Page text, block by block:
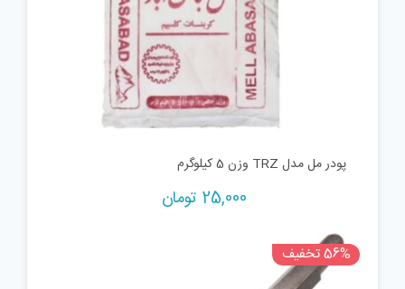
پودر مل مدل TRZ وزن 5 کیلوگرم
25,000 تومان
56% تخفیف